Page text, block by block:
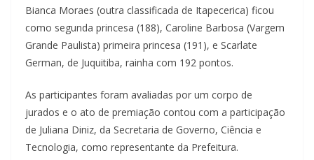
Bianca Moraes (outra classificada de Itapecerica) ficou
como segunda princesa (188), Caroline Barbosa (Vargem
Grande Paulista) primeira princesa (191), e Scarlate
German, de Juquitiba, rainha com 192 pontos.
As participantes foram avaliadas por um corpo de
jurados e o ato de premiação contou com a participação
de Juliana Diniz, da Secretaria de Governo, Ciência e
Tecnologia, como representante da Prefeitura.